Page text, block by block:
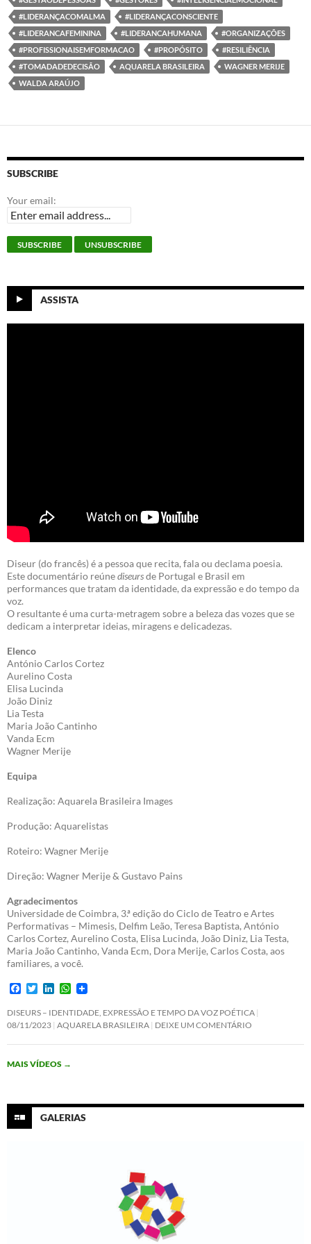
#LIDERANÇACOMALMA
#LIDERANÇACONSCIENTE
#LIDERANCAFEMININA
#LIDERANCAHUMANA
#ORGANIZAÇÕES
#PROFISSIONAISEMFORMACAO
#PROPÓSITO
#RESILIÊNCIA
#TOMADADEDECISÃO
AQUARELA BRASILEIRA
WAGNER MERIJE
WALDA ARAÚJO
SUBSCRIBE
Your email:
ASSISTA
Diseur (do francês) é a pessoa que recita, fala ou declama poesia.
Este documentário reúnediseursde Portugal e Brasil em
performances que tratam da identidade, da expressão e do tempo da
voz.
O resultante é uma curta-metragem sobre a beleza das vozes que se
dedicam a interpretar ideias, miragens e delicadezas.
Elenco
António Carlos Cortez
Aurelino Costa
Elisa Lucinda
João Diniz
Lia Testa
Maria João Cantinho
Vanda Ecm
Wagner Merije
Equipa
Realização: Aquarela Brasileira Images
Produção: Aquarelistas
Roteiro: Wagner Merije
Direção: Wagner Merije & Gustavo Pains
Agradecimentos
Universidade de Coimbra, 3.ª edição do Ciclo de Teatro e Artes
Performativas – Mimesis, Delfim Leão, Teresa Baptista, António
Carlos Cortez, Aurelino Costa, Elisa Lucinda, João Diniz, Lia Testa,
Maria João Cantinho, Vanda Ecm, Dora Merije, Carlos Costa, aos
familiares, a você.
F
c
e
b
o
k
T
i
t
t
e
n
k
e
d
n
W
a
t
s
A
DISEURS – IDENTIDADE, EXPRESSÃO E TEMPO DA VOZ POÉTICA
08/11/2023 AQUARELA BRASILEIRA DEIXE UM COMENTÁRIO
MAIS VÍDEOS →
GALERIAS